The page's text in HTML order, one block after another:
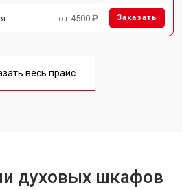
от 4500 ₽ Заказать
весь прайс
духовых шкафов